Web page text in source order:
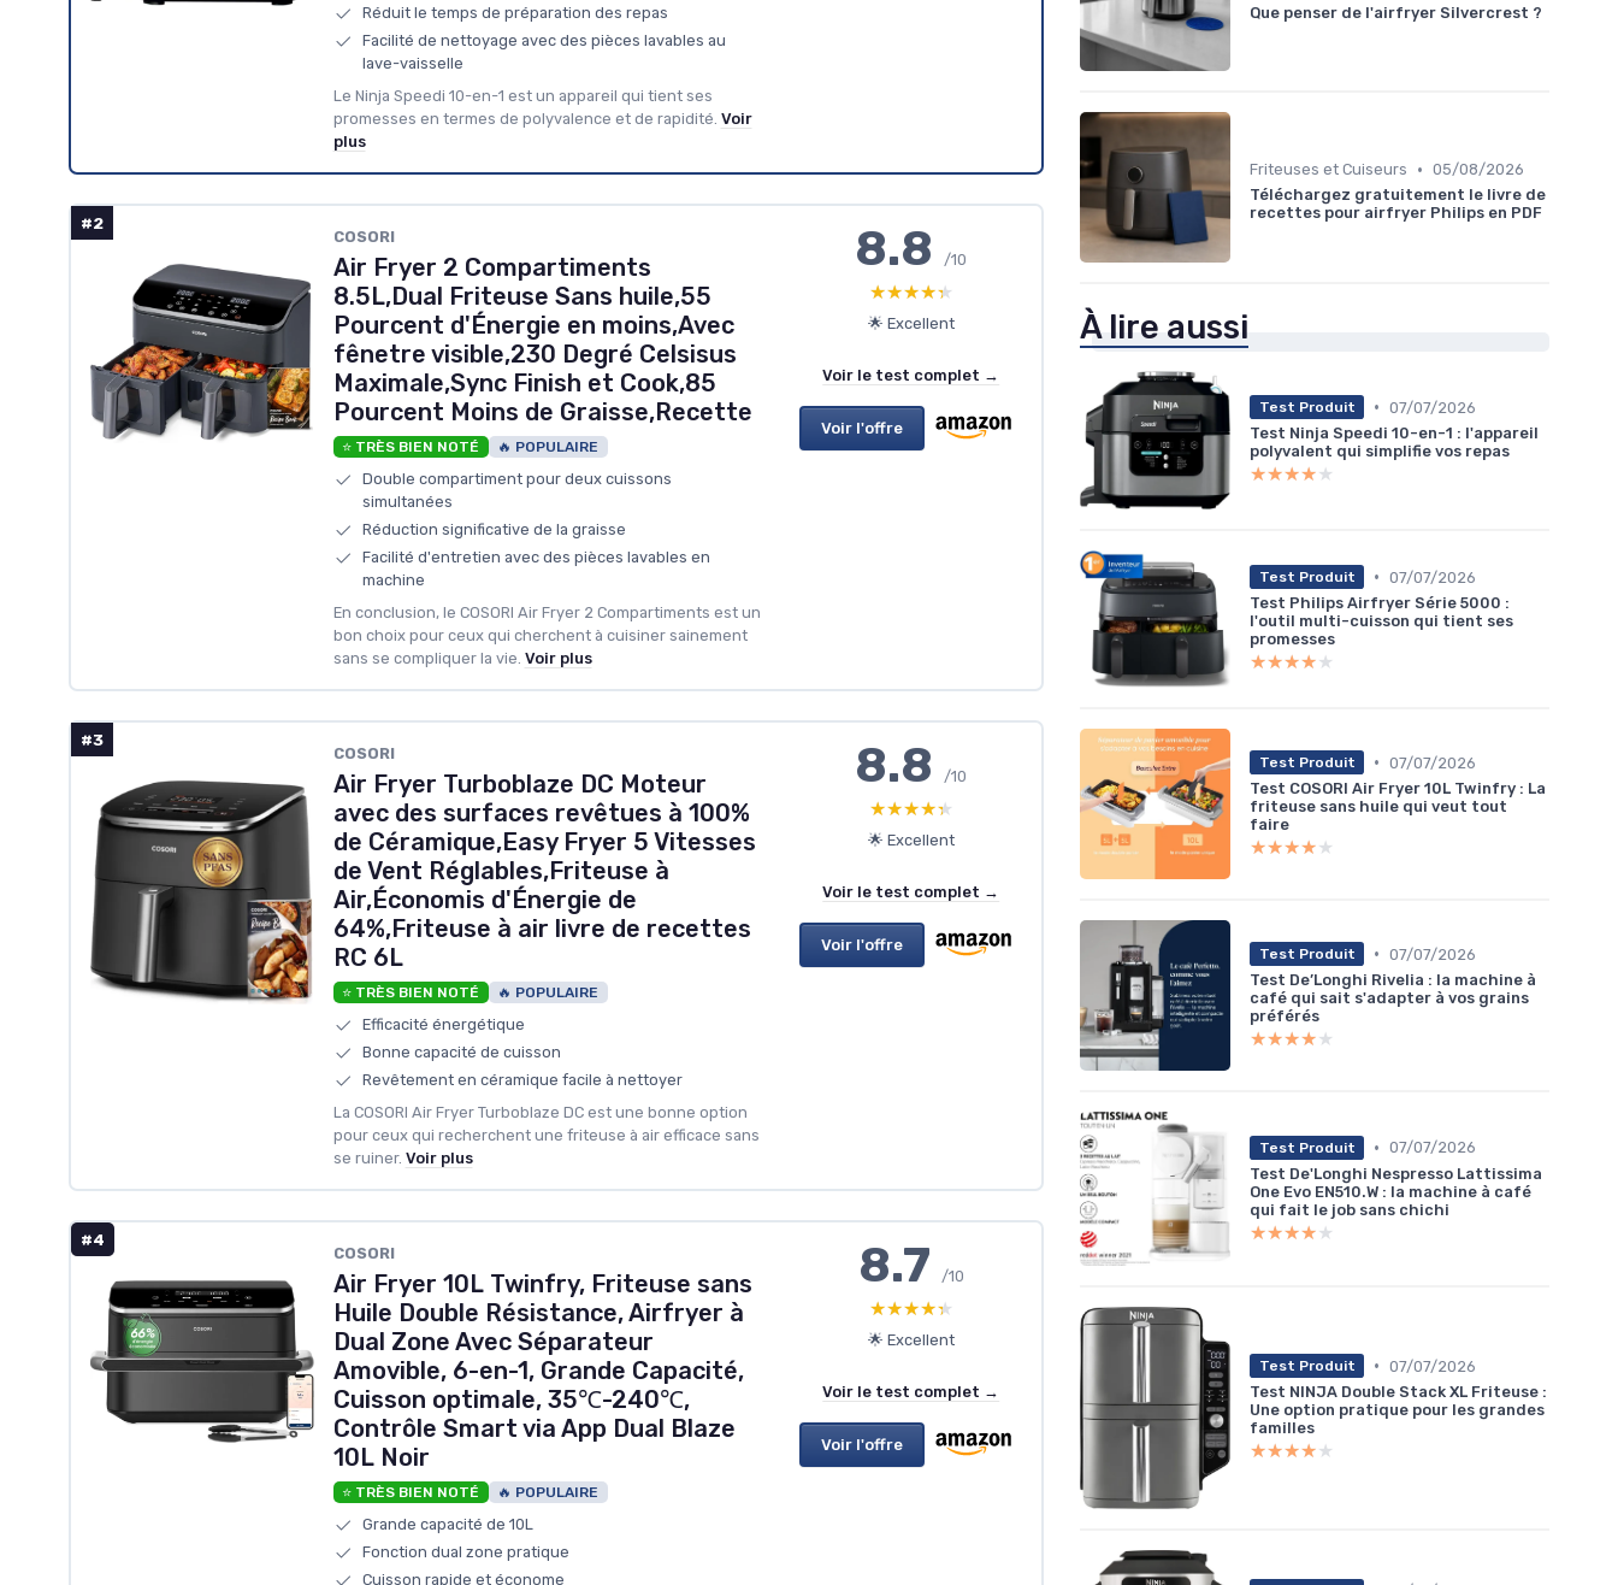
Réduit le temps de préparation des repas
Facilité de nettoyage avec des pièces lavables au
lave-vaisselle
Le Ninja Speedi 10-en-1 est un appareil qui tient ses
promesses en termes de polyvalence et de rapidité. Voir
plus
#2
‎COSORI
Air Fryer 2 Compartiments
8.5L,Dual Friteuse Sans huile,55
Pourcent d'Énergie en moins,Avec
fênetre visible,230 Degré Celsisus
Maximale,Sync Finish et Cook,85
Pourcent Moins de Graisse,Recette
⭐ TRÈS BIEN NOTÉ 🔥 POPULAIRE
Double compartiment pour deux cuissons
simultanées
Réduction significative de la graisse
Facilité d'entretien avec des pièces lavables en
machine
En conclusion, le COSORI Air Fryer 2 Compartiments est un
bon choix pour ceux qui cherchent à cuisiner sainement
sans se compliquer la vie. Voir plus
8.8/10
★★★★★
★★★★★
🌟 Excellent
Voir le test complet →
Voir l'offre
#3
‎COSORI
Air Fryer Turboblaze DC Moteur
avec des surfaces revêtues à 100%
de Céramique,Easy Fryer 5 Vitesses
de Vent Réglables,Friteuse à
Air,Économis d'Énergie de
64%,Friteuse à air livre de recettes
RC 6L
⭐ TRÈS BIEN NOTÉ 🔥 POPULAIRE
Efficacité énergétique
Bonne capacité de cuisson
Revêtement en céramique facile à nettoyer
La COSORI Air Fryer Turboblaze DC est une bonne option
pour ceux qui recherchent une friteuse à air efficace sans
se ruiner. Voir plus
8.8/10
★★★★★
★★★★★
🌟 Excellent
Voir le test complet →
Voir l'offre
#4
‎COSORI
Air Fryer 10L Twinfry, Friteuse sans
Huile Double Résistance, Airfryer à
Dual Zone Avec Séparateur
Amovible, 6-en-1, Grande Capacité,
Cuisson optimale, 35℃-240℃,
Contrôle Smart via App Dual Blaze
10L Noir
⭐ TRÈS BIEN NOTÉ 🔥 POPULAIRE
Grande capacité de 10L
Fonction dual zone pratique
Cuisson rapide et économe
8.7 /10
★★★★★
★★★★★
🌟 Excellent
Voir le test complet →
Voir l'offre
Que penser de l'airfryer Silvercrest ?
Friteuses et Cuiseurs • 05/08/2026
Téléchargez gratuitement le livre de
recettes pour airfryer Philips en PDF
À lire aussi
Test Produit • 07/07/2026
Test Ninja Speedi 10-en-1 : l'appareil
polyvalent qui simplifie vos repas
★★★★★
★★★★★
Test Produit • 07/07/2026
Test Philips Airfryer Série 5000 :
l'outil multi-cuisson qui tient ses
promesses
★★★★★
★★★★★
Test Produit • 07/07/2026
Test COSORI Air Fryer 10L Twinfry : La
friteuse sans huile qui veut tout
faire
★★★★★
★★★★★
Test Produit • 07/07/2026
Test De’Longhi Rivelia : la machine à
café qui sait s'adapter à vos grains
préférés
★★★★★
★★★★★
Test Produit • 07/07/2026
Test De'Longhi Nespresso Lattissima
One Evo EN510.W : la machine à café
qui fait le job sans chichi
★★★★★
★★★★★
Test Produit • 07/07/2026
Test NINJA Double Stack XL Friteuse :
Une option pratique pour les grandes
familles
★★★★★
★★★★★